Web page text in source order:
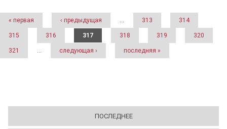
« первая ‹ предыдущая … 313 314
315 316 317 318 319 320
321 … следующая › последняя »
ПОСЛЕДНЕЕ